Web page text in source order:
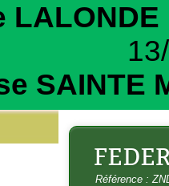
LALONDE
SAINTE
Référence :